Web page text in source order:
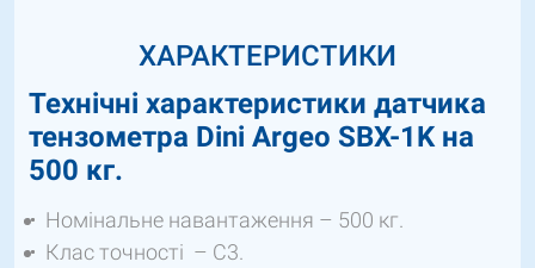
ХАРАКТЕРИСТИКИ
Технічні характеристики датчика
тензометра Dini Argeo SBX-1K на
500 кг.
Номінальне навантаження – 500 кг.
Клас точності – С3.